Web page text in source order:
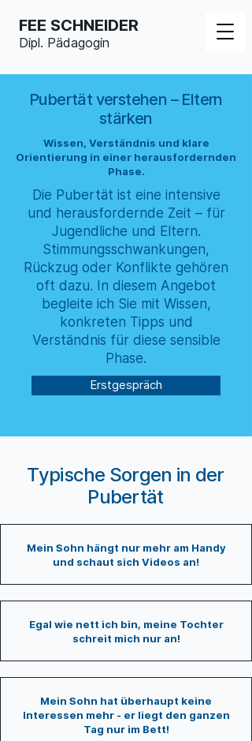
FEE SCHNEIDER
Dipl. Pädagogin
Pubertät verstehen – Eltern
stärken
Wissen, Verständnis und klare
Orientierung in einer herausfordernden
Phase.
Die Pubertät ist eine intensive
und herausfordernde Zeit – für
Jugendliche und Eltern.
Stimmungsschwankungen,
Rückzug oder Konflikte gehören
oft dazu. In diesem Angebot
begleite ich Sie mit Wissen,
konkreten Tipps und
Verständnis für diese sensible
Phase.
Erstgespräch
Typische Sorgen in der
Pubertät
Mein Sohn hängt nur mehr am Handy
und schaut sich Videos an!
Egal wie nett ich bin, meine Tochter
schreit mich nur an!
Mein Sohn hat überhaupt keine
Interessen mehr - er liegt den ganzen
Tag nur im Bett!